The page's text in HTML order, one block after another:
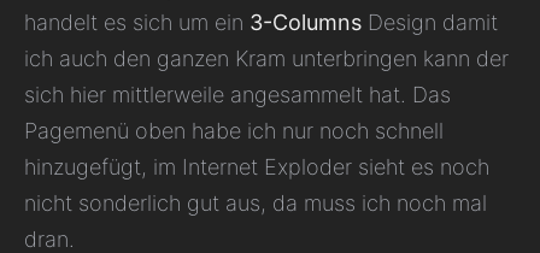
handelt es sich um ein 3-Columns Design damit
ich auch den ganzen Kram unterbringen kann der
sich hier mittlerweile angesammelt hat. Das
Pagemenü oben habe ich nur noch schnell
hinzugefügt, im Internet Exploder sieht es noch
nicht sonderlich gut aus, da muss ich noch mal
dran.